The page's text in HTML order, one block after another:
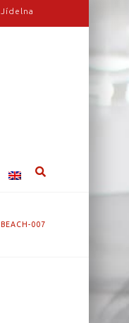
Jídelna
BEACH-007